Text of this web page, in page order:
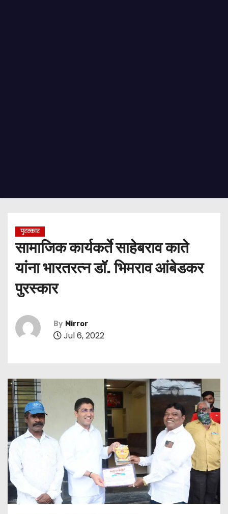
पुरस्कार
सामाजिक कार्यकर्ते साहेबराव काते
यांना भारतरत्न डॉ. भिमराव आंबेडकर
पुरस्कार
By Mirror
Jul 6, 2022